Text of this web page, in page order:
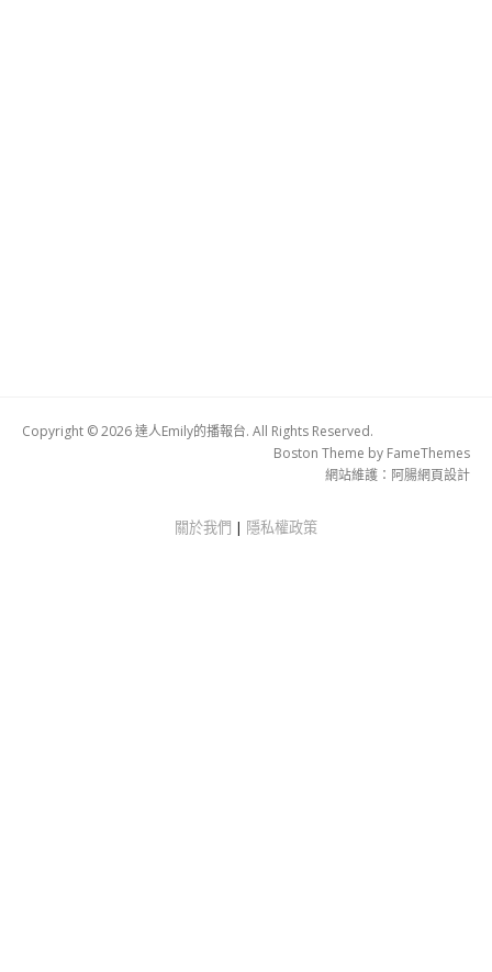
Copyright © 2026 達人Emily的播報台. All Rights Reserved.
Boston Theme by FameThemes
網站維護： 阿腸網頁設計
關於我們 | 隱私權政策